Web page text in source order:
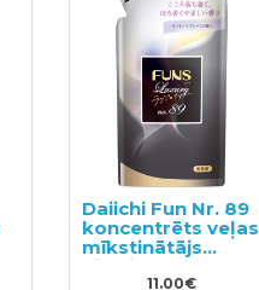
Daiichi Fun Nr. 89
koncentrēts veļas
mīkstinātājs
pildviela 480ml
11.00€